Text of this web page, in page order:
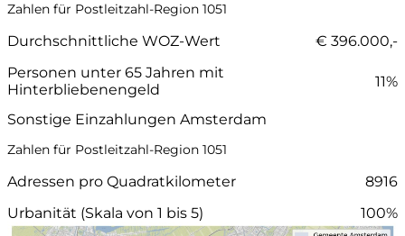
Zahlen für Postleitzahl-Region 1051
Durchschnittliche WOZ-Wert
€ 396.000,-
Personen unter 65 Jahren mit
Hinterbliebenengeld
11%
Sonstige Einzahlungen Amsterdam
Zahlen für Postleitzahl-Region 1051
Adressen pro Quadratkilometer
8916
Urbanität (Skala von 1 bis 5)
100%